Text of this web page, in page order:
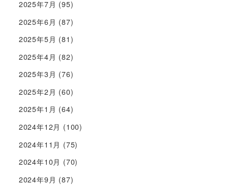
2025年7月 (95)
2025年6月 (87)
2025年5月 (81)
2025年4月 (82)
2025年3月 (76)
2025年2月 (60)
2025年1月 (64)
2024年12月 (100)
2024年11月 (75)
2024年10月 (70)
2024年9月 (87)